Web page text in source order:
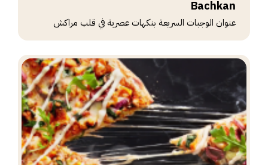
Bachkan
عنوان الوجبات السريعة بنكهات عصرية في قلب مراكش